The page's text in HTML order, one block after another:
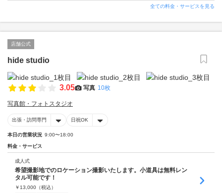
全ての料金・サービスを見る
店舗公式
hide studio
3.05 写真 10枚
写真館・フォトスタジオ
出張・訪問専門 日祝OK
本日の営業状況 9:00〜18:00
料金・サービス
成人式
希望撮影地でのロケーション撮影いたします。小道具は無料レン
タル可能です！
￥ 13,000 （税込）